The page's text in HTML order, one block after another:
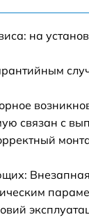
на
связан с